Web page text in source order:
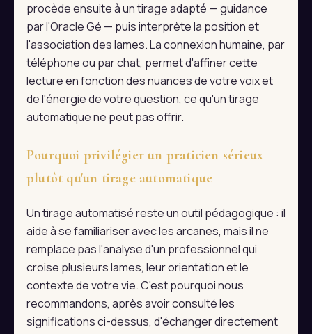
procède ensuite à un tirage adapté — guidance
par l'Oracle Gé — puis interprète la position et
l'association des lames. La connexion humaine, par
téléphone ou par chat, permet d'affiner cette
lecture en fonction des nuances de votre voix et
de l'énergie de votre question, ce qu'un tirage
automatique ne peut pas offrir.
Pourquoi privilégier un praticien sérieux
plutôt qu'un tirage automatique
Un tirage automatisé reste un outil pédagogique : il
aide à se familiariser avec les arcanes, mais il ne
remplace pas l'analyse d'un professionnel qui
croise plusieurs lames, leur orientation et le
contexte de votre vie. C'est pourquoi nous
recommandons, après avoir consulté les
significations ci-dessus, d'échanger directement